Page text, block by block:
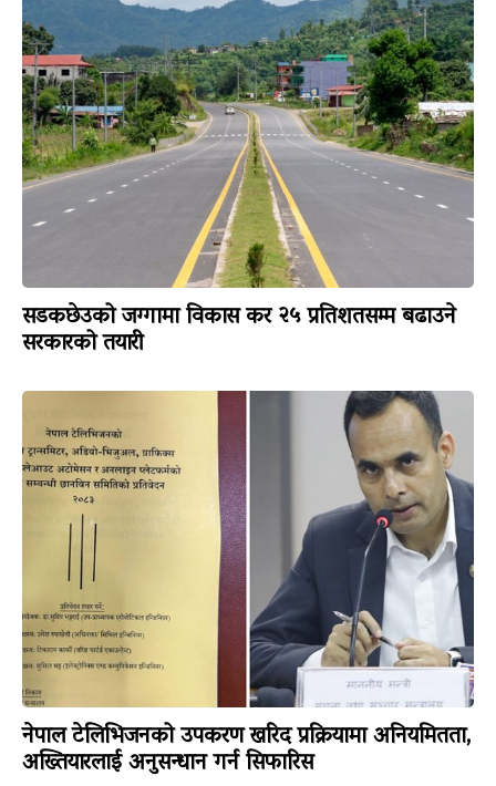
सडकछेउको जग्गामा विकास कर २५ प्रतिशतसम्म बढाउने
सरकारको तयारी
नेपाल टेलिभिजनको उपकरण खरिद प्रक्रियामा अनियमितता,
अख्तियारलाई अनुसन्धान गर्न सिफारिस